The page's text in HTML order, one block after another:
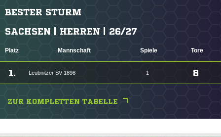
BESTER STURM
SACHSEN | HERREN | 26/27
Platz Mannschaft Spiele Tore
1. Leubnitzer SV 1898 1 8
ZUR KOMPLETTEN TABELLE